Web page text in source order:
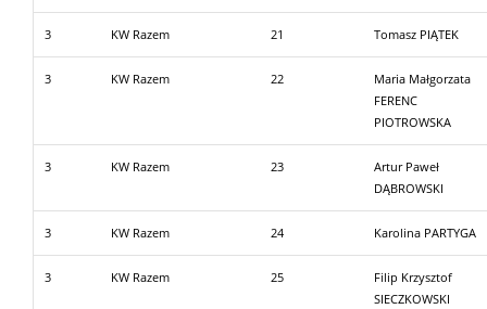
3 KW Razem 21 Tomasz PIĄTEK
3 KW Razem 22
Maria Małgorzata
FERENC
PIOTROWSKA
3 KW Razem 23
Artur Paweł
DĄBROWSKI
3 KW Razem 24 Karolina PARTYGA
3 KW Razem 25
Filip Krzysztof
SIECZKOWSKI